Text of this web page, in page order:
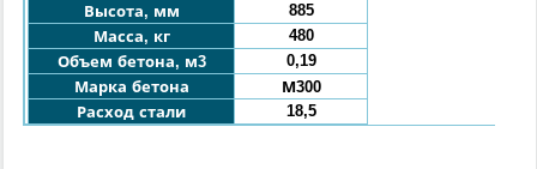
Высота, мм
885
Масса, кг
480
Объем бетона, м3
0,19
Марка бетона
М300
Расход стали
18,5